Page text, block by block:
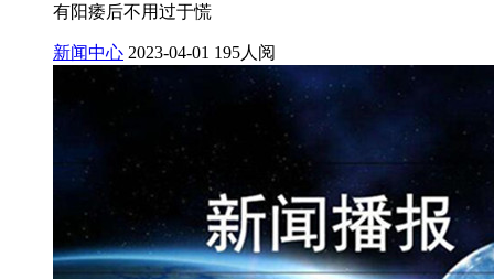
有阳痿后不用过于慌
新闻中心 2023-04-01 195人阅